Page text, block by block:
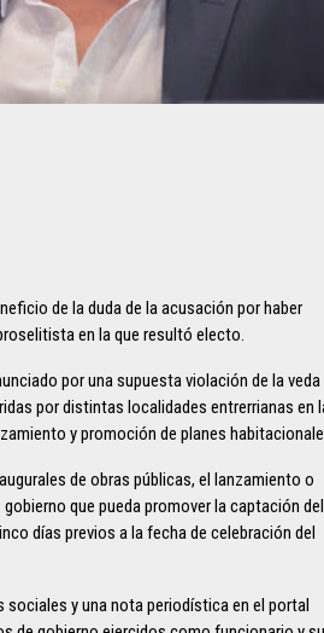
de la duda de la acusación por haber
en la que resultó electo.
por una supuesta violación de la veda
por distintas localidades entrerrianas en
y promoción de planes
de obras públicas, el lanzamiento o
que pueda promover la captación del
días previos a la fecha de celebración del
y una nota periodística en el portal